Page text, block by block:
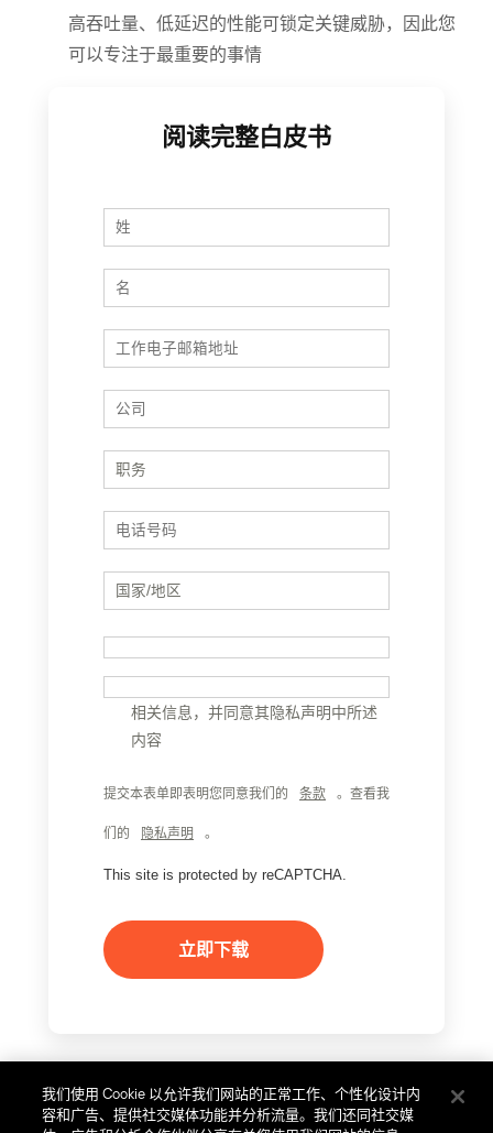
高吞吐量、低延迟的性能可锁定关键威胁，因此您
可以专注于最重要的事情
阅读完整白皮书
相关信息，并同意其隐私声明中所述
内容
提交本表单即表明您同意我们的 条款 。查看我
们的 隐私声明 。
This site is protected by reCAPTCHA.
立即下载
我们使用 Cookie 以允许我们网站的正常工作、个性化设计内
容和广告、提供社交媒体功能并分析流量。我们还同社交媒